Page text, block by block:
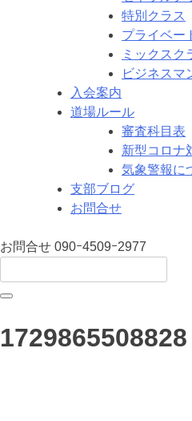
特別クラス
プライベー
ミックスク
ビジネスマ
入会案内
道場ルール
審査科目表
新型コロナ
気象警報に
支部ブログ
お問合せ
お問合せ 090ｰ4509ｰ2977
1729865508828